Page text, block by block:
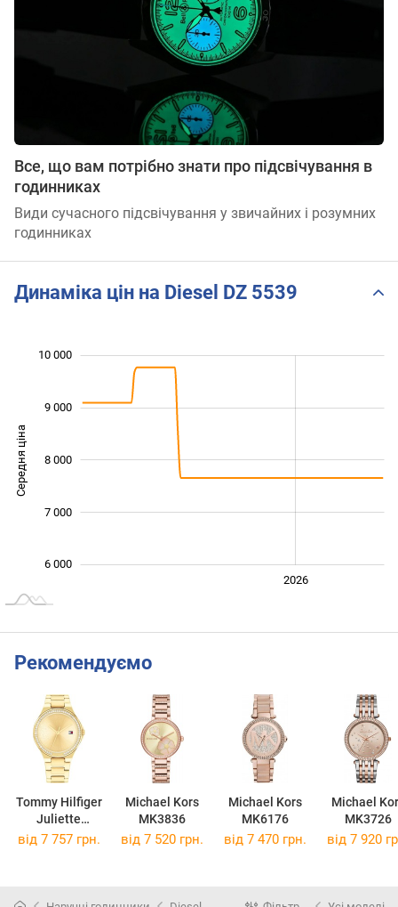
Все, що вам потрібно знати про підсвічування в
годинниках
Види сучасного підсвічування у звичайних і розумних
годинниках
Динаміка цін на Diesel DZ 5539
Середня ціна 10 000
6 000
7 000
8 000
9 000
10 000
2026
Рекомендуємо
Tommy Hilfiger
Juliette
1782642
Michael Kors
MK3836
Michael Kors
MK6176
Michael
MK3726
від 7 757 грн. від 7 520 грн. від 7 470 грн. від 7 920